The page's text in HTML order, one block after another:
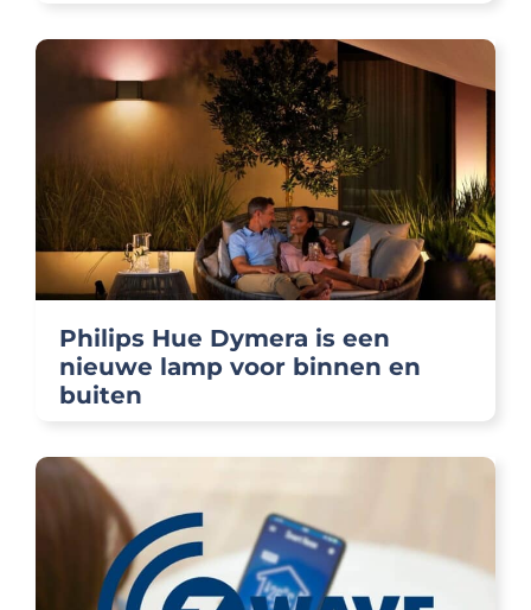
Philips Hue Dymera is een
nieuwe lamp voor binnen en
buiten